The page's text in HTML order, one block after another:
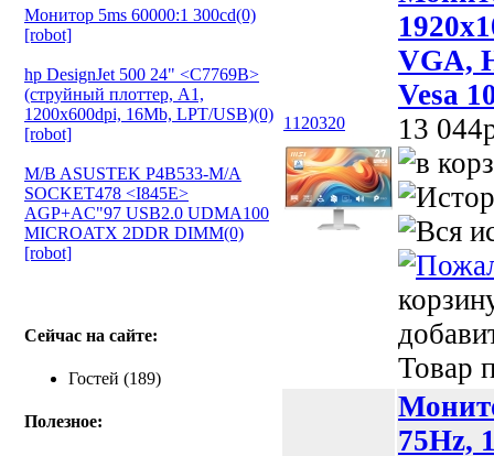
Монитор 5ms 60000:1 300cd(0)
[robot]
hp DesignJet 500 24" <C7769B>
(струйный плоттер, A1,
1200х600dpi, 16Mb, LPT/USB)(0)
[robot]
M/B ASUSTEK P4B533-M/A
SOCKET478 <I845E>
AGP+AC"97 USB2.0 UDMA100
MICROATX 2DDR DIMM(0)
[robot]
Сейчас на сайте:
Гостей (189)
Полезное:
1120320
VGA,
Vesa
13
Товар
75Hz,